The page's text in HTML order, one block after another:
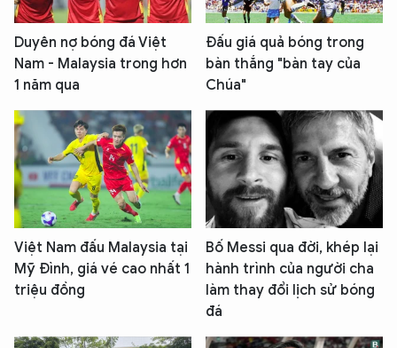
Duyên nợ bóng đá Việt
Nam - Malaysia trong hơn
1 năm qua
Đấu giá quả bóng trong
bàn thắng "bàn tay của
Chúa"
Việt Nam đấu Malaysia tại
Mỹ Đình, giá vé cao nhất 1
triệu đồng
Bố Messi qua đời, khép lại
hành trình của người cha
làm thay đổi lịch sử bóng
đá